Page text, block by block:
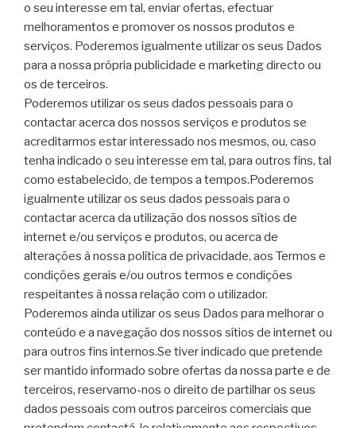
o seu interesse em tal, enviar ofertas, efectuar
melhoramentos e promover os nossos produtos e
serviços. Poderemos igualmente utilizar os seus Dados
para a nossa própria publicidade e marketing directo ou
os de terceiros.
Poderemos utilizar os seus dados pessoais para o
contactar acerca dos nossos serviços e produtos se
acreditarmos estar interessado nos mesmos, ou, caso
tenha indicado o seu interesse em tal, para outros fins, tal
como estabelecido, de tempos a tempos.Poderemos
igualmente utilizar os seus dados pessoais para o
contactar acerca da utilização dos nossos sítios de
internet e/ou serviços e produtos, ou acerca de
alterações à nossa política de privacidade, aos Termos e
condições gerais e/ou outros termos e condições
respeitantes à nossa relação com o utilizador.
Poderemos ainda utilizar os seus Dados para melhorar o
conteúdo e a navegação dos nossos sítios de internet ou
para outros fins internos.Se tiver indicado que pretende
ser mantido informado sobre ofertas da nossa parte e de
terceiros, reservamo-nos o direito de partilhar os seus
dados pessoais com outros parceiros comerciais que